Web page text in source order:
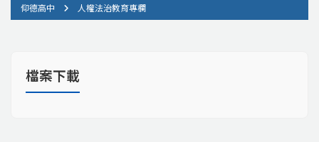
仰德高中 人權法治教育專欄
檔案下載